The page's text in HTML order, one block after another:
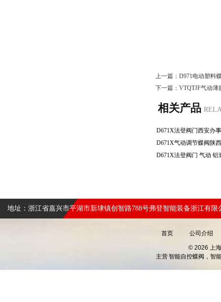
上一篇： D971电动塑料
下一篇： VTQTJF气动薄
相关产品
地址：浙江省嘉兴市平湖市新埭镇创智路788号弗登智能装备浙江有限
首页 公司介绍
© 2026 上
主营智能自控蝶阀，智